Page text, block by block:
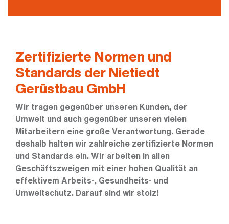
Zertifizierte Normen und
Standards der Nietiedt
Gerüstbau GmbH
Wir tragen gegenüber unseren Kunden, der
Umwelt und auch gegenüber unseren vielen
Mitarbeitern eine große Verantwortung. Gerade
deshalb halten wir zahlreiche zertifizierte Normen
und Standards ein. Wir arbeiten in allen
Geschäftszweigen mit einer hohen Qualität an
effektivem Arbeits-, Gesundheits- und
Umweltschutz. Darauf sind wir stolz!